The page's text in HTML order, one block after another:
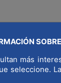
más
seleccione.
SECTORES